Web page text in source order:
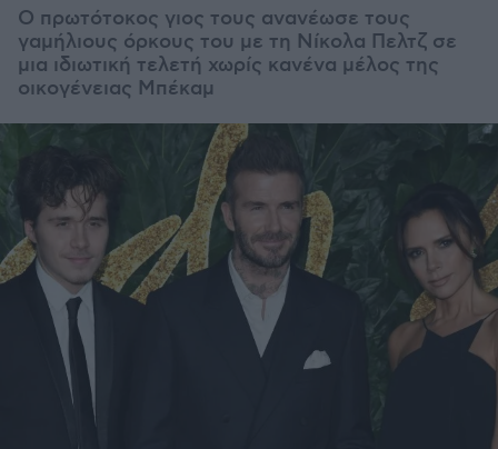
Ο πρωτότοκος γιος τους ανανέωσε τους
γαμήλιους όρκους του με τη Νίκολα Πελτζ σε
μια ιδιωτική τελετή χωρίς κανένα μέλος της
οικογένειας Μπέκαμ